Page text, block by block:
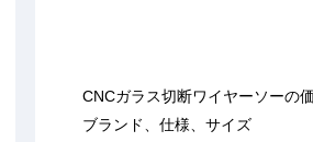
CNCガラス切断ワイヤーソーの
ブランド、仕様、サイズ